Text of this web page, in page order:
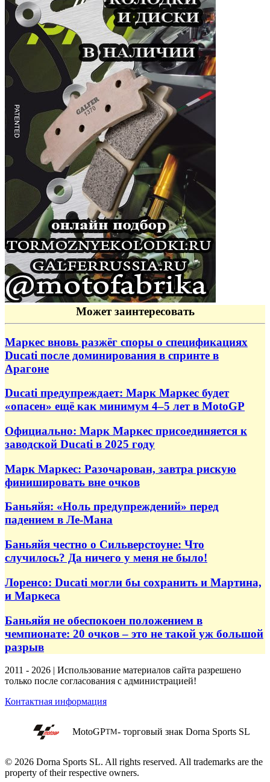
Может заинтересовать
Маркес вновь разжёг споры о спецификациях
Ducati после доминирования в спринте в
Арагоне
Ducati предупреждает: Марк Маркес будет
«опасен» ещё как минимум 4–5 лет в MotoGP
Официально: Марк Маркес присоединяется к
заводской Ducati в 2025 году
Марк Маркес: Разочарован, завтра рискую
финишировать вне очков
Баньяйя: «Ноль предупреждений» перед
падением в Ле-Мана
Баньяйя честно о Сильверстоуне: Что
случилось? Да ничего у меня не было!
Лоренсо: Ducati могли бы сохранить и Мартина,
и Маркеса
Баньяйя не обеспокоен положением в
чемпионате: 20 очков – это не такой уж большой
разрыв
2011 - 2026 | Использование материалов сайта разрешено
только после согласования с администрацией!
Контактная информация
MotoGPTM- торговый знак Dorna Sports SL
© 2026 Dorna Sports SL. All rights reserved. All trademarks are the
property of their respective owners.